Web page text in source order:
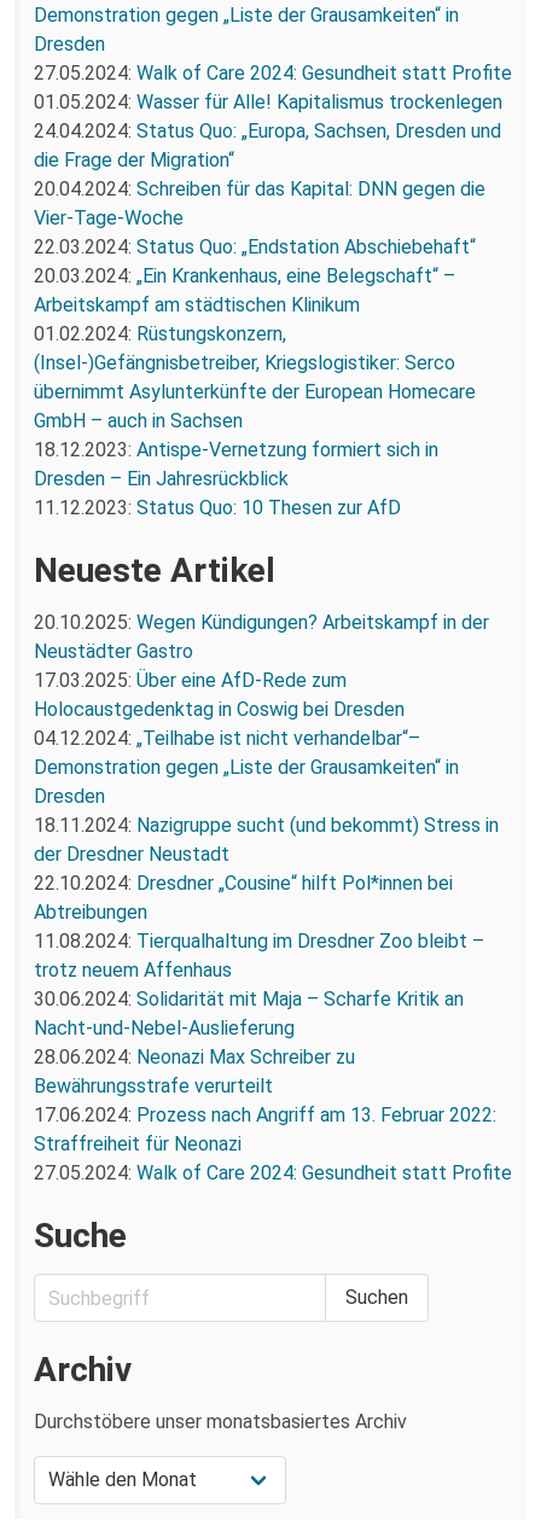
Demonstration gegen „Liste der Grausamkeiten“ in
Dresden
27.05.2024: Walk of Care 2024: Gesundheit statt Profite
01.05.2024: Wasser für Alle! Kapitalismus trockenlegen
24.04.2024: Status Quo: „Europa, Sachsen, Dresden und
die Frage der Migration“
20.04.2024: Schreiben für das Kapital: DNN gegen die
Vier-Tage-Woche
22.03.2024: Status Quo: „Endstation Abschiebehaft“
20.03.2024: „Ein Krankenhaus, eine Belegschaft“ –
Arbeitskampf am städtischen Klinikum
01.02.2024: Rüstungskonzern,
(Insel-)Gefängnisbetreiber, Kriegslogistiker: Serco
übernimmt Asylunterkünfte der European Homecare
GmbH – auch in Sachsen
18.12.2023: Antispe-Vernetzung formiert sich in
Dresden – Ein Jahresrückblick
11.12.2023: Status Quo: 10 Thesen zur AfD
Neueste Artikel
20.10.2025: Wegen Kündigungen? Arbeitskampf in der
Neustädter Gastro
17.03.2025: Über eine AfD-Rede zum
Holocaustgedenktag in Coswig bei Dresden
04.12.2024: „Teilhabe ist nicht verhandelbar“–
Demonstration gegen „Liste der Grausamkeiten“ in
Dresden
18.11.2024: Nazigruppe sucht (und bekommt) Stress in
der Dresdner Neustadt
22.10.2024: Dresdner „Cousine“ hilft Pol*innen bei
Abtreibungen
11.08.2024: Tierqualhaltung im Dresdner Zoo bleibt –
trotz neuem Affenhaus
30.06.2024: Solidarität mit Maja – Scharfe Kritik an
Nacht-und-Nebel-Auslieferung
28.06.2024: Neonazi Max Schreiber zu
Bewährungsstrafe verurteilt
17.06.2024: Prozess nach Angriff am 13. Februar 2022:
Straffreiheit für Neonazi
27.05.2024: Walk of Care 2024: Gesundheit statt Profite
Suche
Archiv
Durchstöbere unser monatsbasiertes Archiv